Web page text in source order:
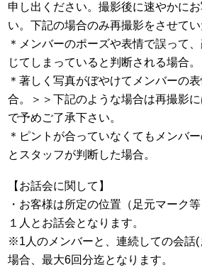
申し出ください。撮影後に速やかに
い。下記の場合のみ再撮影をさせてい
＊メンバーのポーズや表情で誤って
じてしまっていると判断される場合。
＊著しく写真がぼやけてメンバーの
合。＞＞下記のような場合は再撮影
で予めご了承下さい。
＊ピントが合っていなくてもメンバ
とスタッフが判断した場合。
【お話会に関して】
・お客様は所定の位置（足元マーク
１人とお話会となります。
※1人のメンバーと、連続しての会話
場合、最大6回分迄となります。